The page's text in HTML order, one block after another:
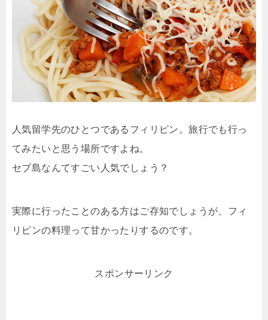
人気留学先のひとつであるフィリピン。旅行でも行っ
てみたいと思う場所ですよね。
セブ島なんてすごい人気でしょう？
実際に行ったことのある方はご存知でしょうが、フィ
リピンの料理って甘かったりするのです。
スポンサーリンク